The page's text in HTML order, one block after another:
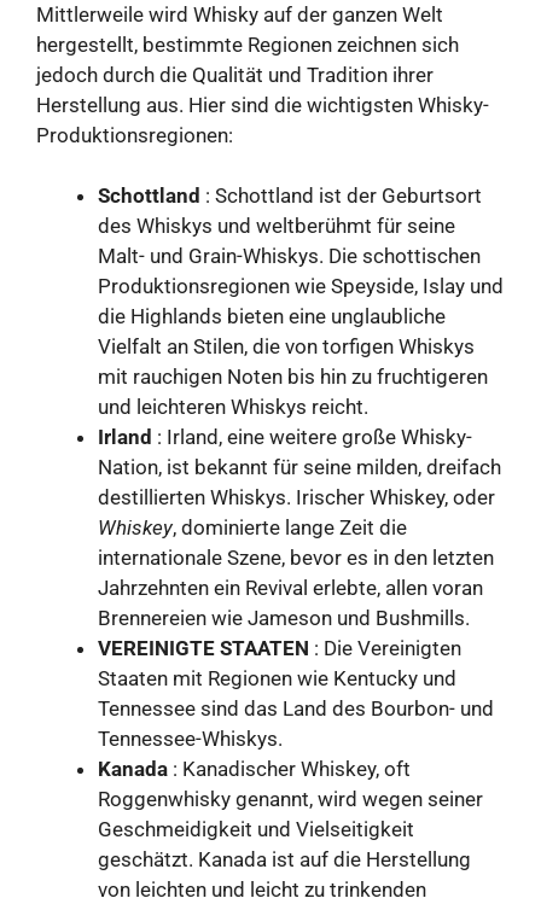
Mittlerweile wird Whisky auf der ganzen Welt
hergestellt, bestimmte Regionen zeichnen sich
jedoch durch die Qualität und Tradition ihrer
Herstellung aus. Hier sind die wichtigsten Whisky-
Produktionsregionen:
Schottland : Schottland ist der Geburtsort
des Whiskys und weltberühmt für seine
Malt- und Grain-Whiskys. Die schottischen
Produktionsregionen wie Speyside, Islay und
die Highlands bieten eine unglaubliche
Vielfalt an Stilen, die von torfigen Whiskys
mit rauchigen Noten bis hin zu fruchtigeren
und leichteren Whiskys reicht.
Irland : Irland, eine weitere große Whisky-
Nation, ist bekannt für seine milden, dreifach
destillierten Whiskys. Irischer Whiskey, oder
Whiskey, dominierte lange Zeit die
internationale Szene, bevor es in den letzten
Jahrzehnten ein Revival erlebte, allen voran
Brennereien wie Jameson und Bushmills.
VEREINIGTE STAATEN : Die Vereinigten
Staaten mit Regionen wie Kentucky und
Tennessee sind das Land des Bourbon- und
Tennessee-Whiskys.
Kanada : Kanadischer Whiskey, oft
Roggenwhisky genannt, wird wegen seiner
Geschmeidigkeit und Vielseitigkeit
geschätzt. Kanada ist auf die Herstellung
von leichten und leicht zu trinkenden